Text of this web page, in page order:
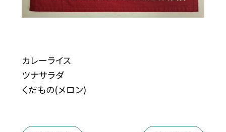
カレーライス
ツナサラダ
くだもの(メロン)